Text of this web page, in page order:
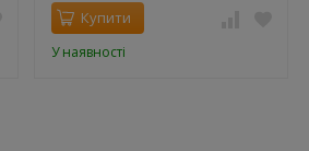
Купити
У наявності